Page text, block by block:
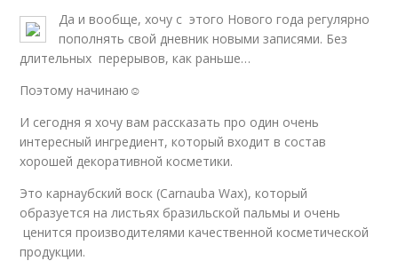
Да и вообще, хочу с этого Нового года регулярно
пополнять свой дневник новыми записями. Без
длительных перерывов, как раньше…
Поэтому начинаю☺
И сегодня я хочу вам рассказать про один очень
интересный ингредиент, который входит в состав
хорошей декоративной косметики.
Это карнаубский воск (Carnauba Waх), который
образуется на листьях бразильской пальмы и очень
ценится производителями качественной косметической
продукции.